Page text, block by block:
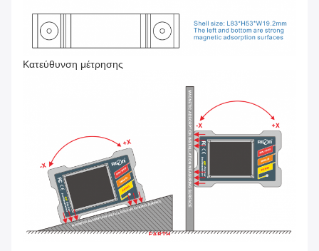
Κατεύθυνση μέτρησης